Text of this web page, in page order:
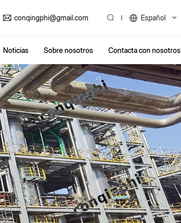
conqingphi@gmail.com Español
Noticias Sobre nosotros Contacta con nosotros